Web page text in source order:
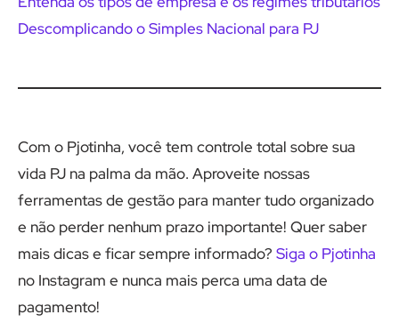
Descomplicando o Simples Nacional para PJ
Com o Pjotinha, você tem controle total sobre sua
vida PJ na palma da mão. Aproveite nossas
ferramentas de gestão para manter tudo organizado
e não perder nenhum prazo importante! Quer saber
mais dicas e ficar sempre informado? Siga o Pjotinha
no Instagram e nunca mais perca uma data de
pagamento!